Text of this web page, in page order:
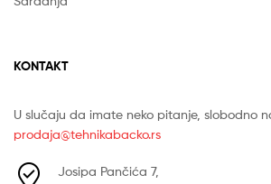
KONTAKT
U slučaju da imate neko pitanje, slobodno
prodaja@tehnikabacko.rs
Josipa Pančića 7,